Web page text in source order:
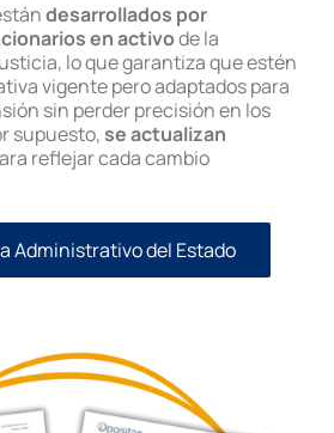
desarrollados por
en activode la
lo que garantiza que estén
vigente pero adaptados para
sin perder precisión en los
supuesto, se actualizan
reflejar cada cambio
Administrativo del Estado